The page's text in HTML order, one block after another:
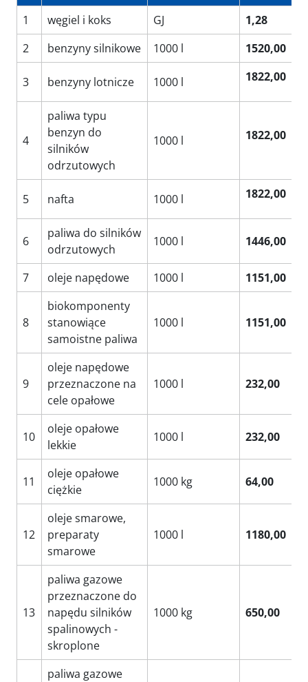
1
węgiel i koks GJ
1,28
2
benzyny silnikowe 1000 l 1520,00
3 benzyny lotnicze 1000 l 1822,00
4
paliwa typu
benzyn do
silników
odrzutowych
1000 l 1822,00
5 nafta 1000 l 1822,00
6
paliwa do silników
odrzutowych
1000 l 1446,00
7 oleje napędowe 1000 l 1151,00
8
biokomponenty
stanowiące
samoistne paliwa
1000 l 1151,00
9
oleje napędowe
przeznaczone na
cele opałowe
1000 l 232,00
10
oleje opałowe
lekkie
1000 l 232,00
11
oleje opałowe
ciężkie
1000 kg 64,00
12
oleje smarowe,
preparaty
smarowe
1000 l 1180,00
13
paliwa gazowe
przeznaczone do
napędu silników
spalinowych -
skroplone
1000 kg 650,00
paliwa gazowe